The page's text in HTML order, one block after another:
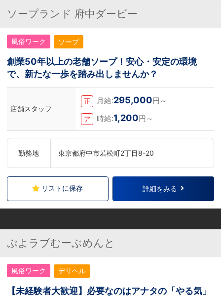
企業様に引けを取らない体制で取り組んで
いる会社です。そのため、誰もが安心して
もまだ不安だな…と思う方は是非オフィシ
ャルサイトをご覧下さい。
【https://happiness-group.biz/】※お手
数ですがコピー＆ペーストしてURLを開い
ていただければです。応募に迷ってる方や
他社と比較検討中など。そのような時は1
もしれません。アナタからのご連絡お待ち
しております。＜お給料に関して＞月収
500,000円スタート+交通費、家族手当、
禁煙手当、社訓手当、昇給昇格は随時実
施、賞与年4回。最短８カ月で店長昇格の
実績あり。＜待遇＞社会保険、厚生年金、
雇用保険、労災、は入社初日から加入有給
利厚生あり学歴・経歴・資格・年齢・性別
投資させていただきます。＜お仕事の内容
＞お客様を笑顔にし、キャストさんが働き
やすいように日々考えて環境を整えていく
のが業務になります。特別な技能は要りま
せん。丁寧さ、誠実さ、笑顔、感謝の気持
ちがあればOKです。
ソープランド 府中ダービー
風俗ワーク ソープ
創業50年以上の老舗ソープ！安心・安定の環境
で、新たな一歩を踏み出しませんか？
店舗スタッフ
正 月給:295,000円～
ア 時給:1,200円～
勤務地 東京都府中市若松町2丁目8-20
リストに保存 詳細をみる
ぷよラブむーぶめんと
風俗ワーク デリヘル
【未経験者大歓迎】必要なのはアナタの「やる気」